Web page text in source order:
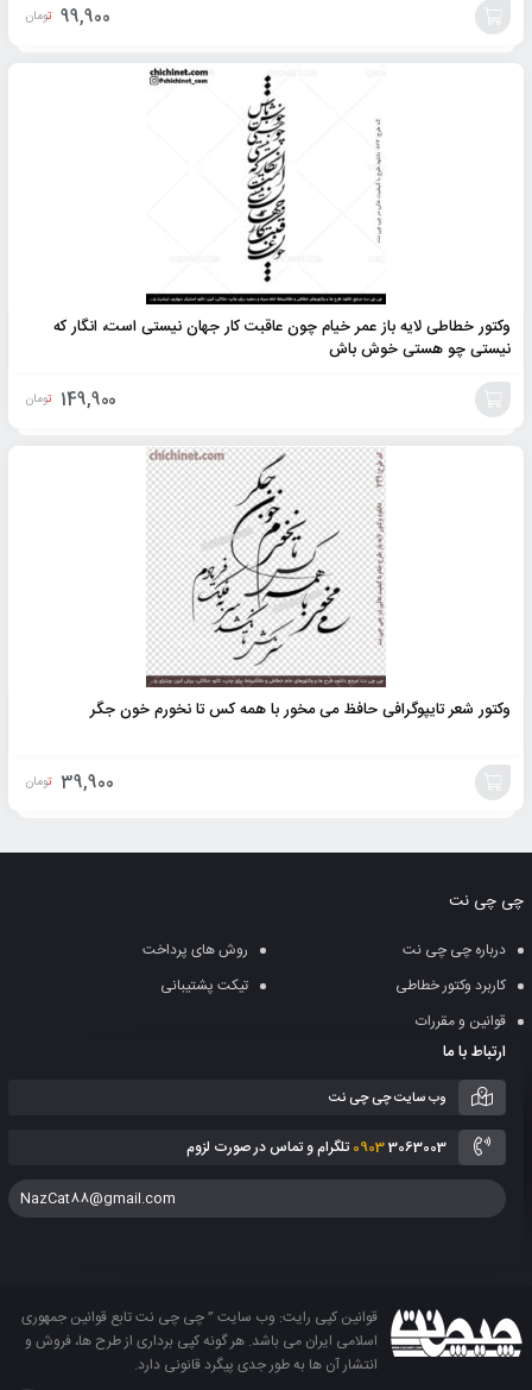
99,900 تومان
وکتور خطاطی لایه باز عمر خیام چون عاقبت کار جهان نیستی است، انگار که
نیستی چو هستی خوش باش
149,900 تومان
وکتور شعر تایپوگرافی حافظ می مخور با همه کس تا نخورم خون جگر
39,900 تومان
سبد
چی چی نت
درباره چی چی نت
روش های پرداخت
کاربرد وکتور خطاطی
تیکت پشتیبانی
قوانین و مقررات
ارتباط با ما
وب سایت چی چی نت
09033063003 تلگرام و تماس در صورت لزوم
NazCat88@gmail.com
قوانین کپی رایت: وب سایت ” چی چی نت تابع قوانین جمهوری
اسلامی ایران می باشد. هر گونه کپی برداری از طرح ها، فروش و
انتشار آن ها به طور جدی پیگرد قانونی دارد.